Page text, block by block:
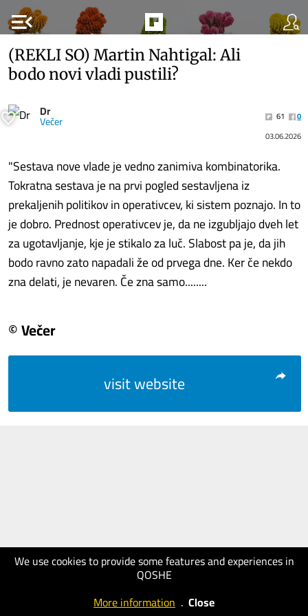
menu_open
We use cookies to provide some features and experiences in
QOSHE
More information . Close
(REKLI SO) Martin Nahtigal: Ali
bodo novi vladi pustili?
Dr
Večer 61
0
03.06.2026
"Sestava nove vlade je vedno zanimiva kombinatorika.
Tokratna sestava je na prvi pogled sestavljena iz
prekaljenih politikov in operativcev, ki sistem poznajo. In to
je dobro. Prednost operativcev je, da ne izgubljajo dveh let
za ugotavljanje, kje je stikalo za luč. Slabost pa je, da jih
bodo ravno zato napadali že od prvega dne. Ker če nekdo
zna delati, je nevaren. Če zna samo........
© Večer
visit website